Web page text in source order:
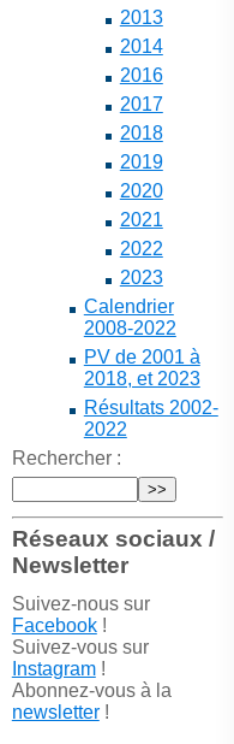
2013
2014
2016
2017
2018
2019
2020
2021
2022
2023
Calendrier
2008-2022
PV de 2001 à
2018, et 2023
Résultats 2002-
2022
Rechercher :
Réseaux sociaux /
Newsletter
Suivez-nous sur
Facebook!
Suivez-vous sur
Instagram!
Abonnez-vous à la
newsletter!